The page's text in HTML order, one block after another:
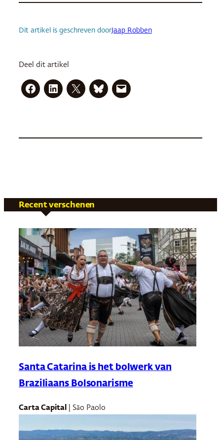
Dit artikel is geschreven doorJaap Robben
Deel dit artikel
Recent verschenen
Santa Catarina is het bolwerk van
Braziliaans Bolsonarisme
Carta Capital | São Paolo